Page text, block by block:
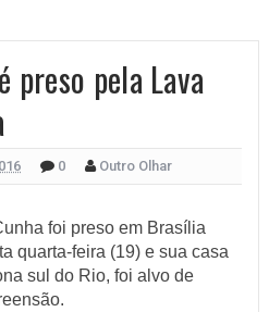
preso pela Lava
0 Outro Olhar
quarta-feira (19) e sua casa
sul do Rio, foi alvo de